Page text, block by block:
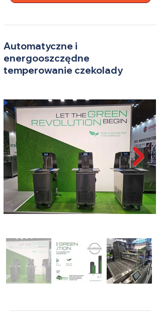
Automatyczne i
energooszczędne
temperowanie czekolady